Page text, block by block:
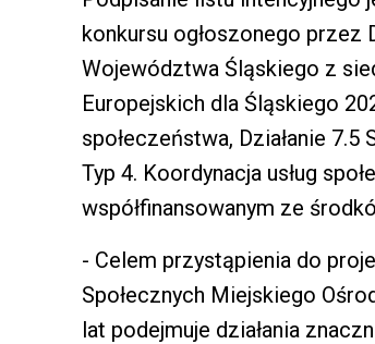
konkursu ogłoszonego przez
Województwa Śląskiego z
Europejskich dla Śląskiego
społeczeństwa, Działanie
Typ 4. Koordynacja usług
współfinansowanym ze
- Celem przystąpienia do
Społecznych Miejskiego
lat podejmuje działania